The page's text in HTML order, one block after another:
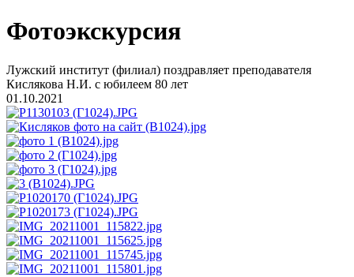
Фотоэкскурсия
Лужский институт (филиал) поздравляет преподавателя
Кислякова Н.И. с юбилеем 80 лет
01.10.2021